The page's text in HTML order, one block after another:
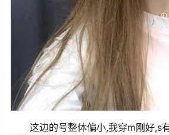
这边的号整体偏小,我穿m刚好,s